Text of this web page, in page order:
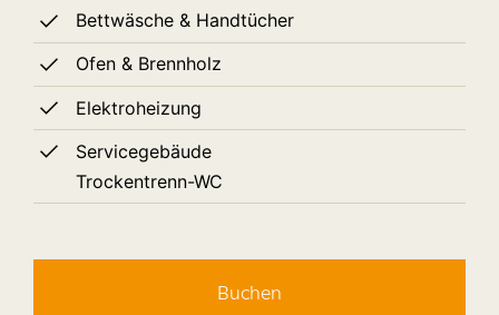
Bettwäsche & Handtücher
Ofen & Brennholz
Elektroheizung
Servicegebäude
Trockentrenn-WC
Buchen